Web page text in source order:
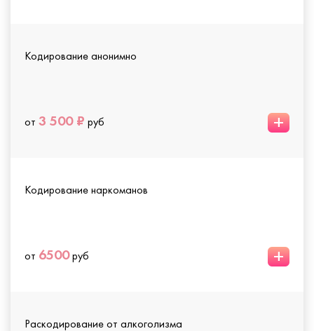
Кодирование анонимно
от 3 500 ₽ руб +
Кодирование наркоманов
от 6500руб +
Раскодирование от алкоголизма